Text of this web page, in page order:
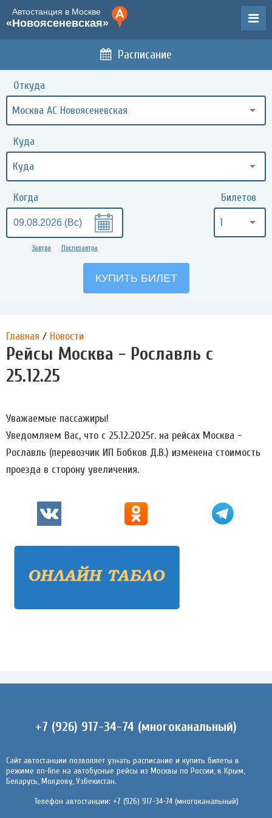
Автостанция в Москве
«Новоясеневская»
Расписание
Откуда
Москва АС Новоясеневская
Куда
Когда
Завтра Послезавтра
Билетов
1
Главная / Новости
Рейсы Москва - Рославль с
25.12.25
Уважаемые пассажиры!
Уведомляем Вас, что с 25.12.2025г. на рейсах Москва -
Рославль (перевозчик ИП Бобков Д.В.) изменена стоимость
проезда в сторону увеличения.
+7 (926) 917-34-74 (многоканальный)
Сайт автостанции позволяет узнать расписание и купить билеты в
режиме on-line на автобусные рейсы из Москвы по России, в Крым,
Беларусь, Молдову, Узбекистан.
Телефон автостанции: +7 (926) 917-34-74 (многоканальный)